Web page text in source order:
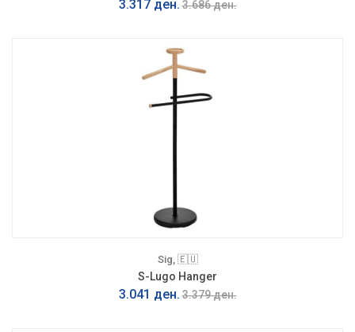
3.317 ден. 3.686 ден.
Sig, 🇪🇺
S-Lugo Hanger
3.041 ден. 3.379 ден.